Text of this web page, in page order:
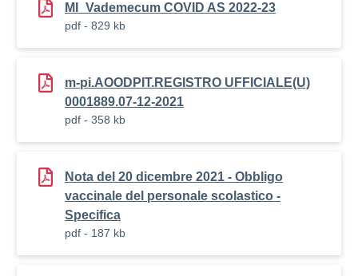
MI_Vademecum COVID AS 2022-23
pdf - 829 kb
m-pi.AOODPIT.REGISTRO UFFICIALE(U)
0001889.07-12-2021
pdf - 358 kb
Nota del 20 dicembre 2021 - Obbligo
vaccinale del personale scolastico -
Specifica
pdf - 187 kb